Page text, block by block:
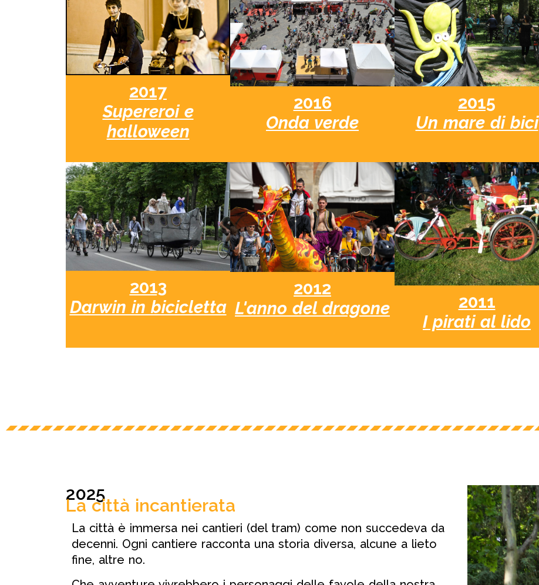
2017
Supereroi e
halloween
2016
Onda verde
2015
Un mare di bici
2013
Darwin in bicicletta
2012
L'anno del dragone
2011
I pirati al lido
2025
La città incantierata
La città è immersa nei cantieri (del tram) come non succedeva da
decenni. Ogni cantiere racconta una storia diversa, alcune a lieto
fine, altre no.